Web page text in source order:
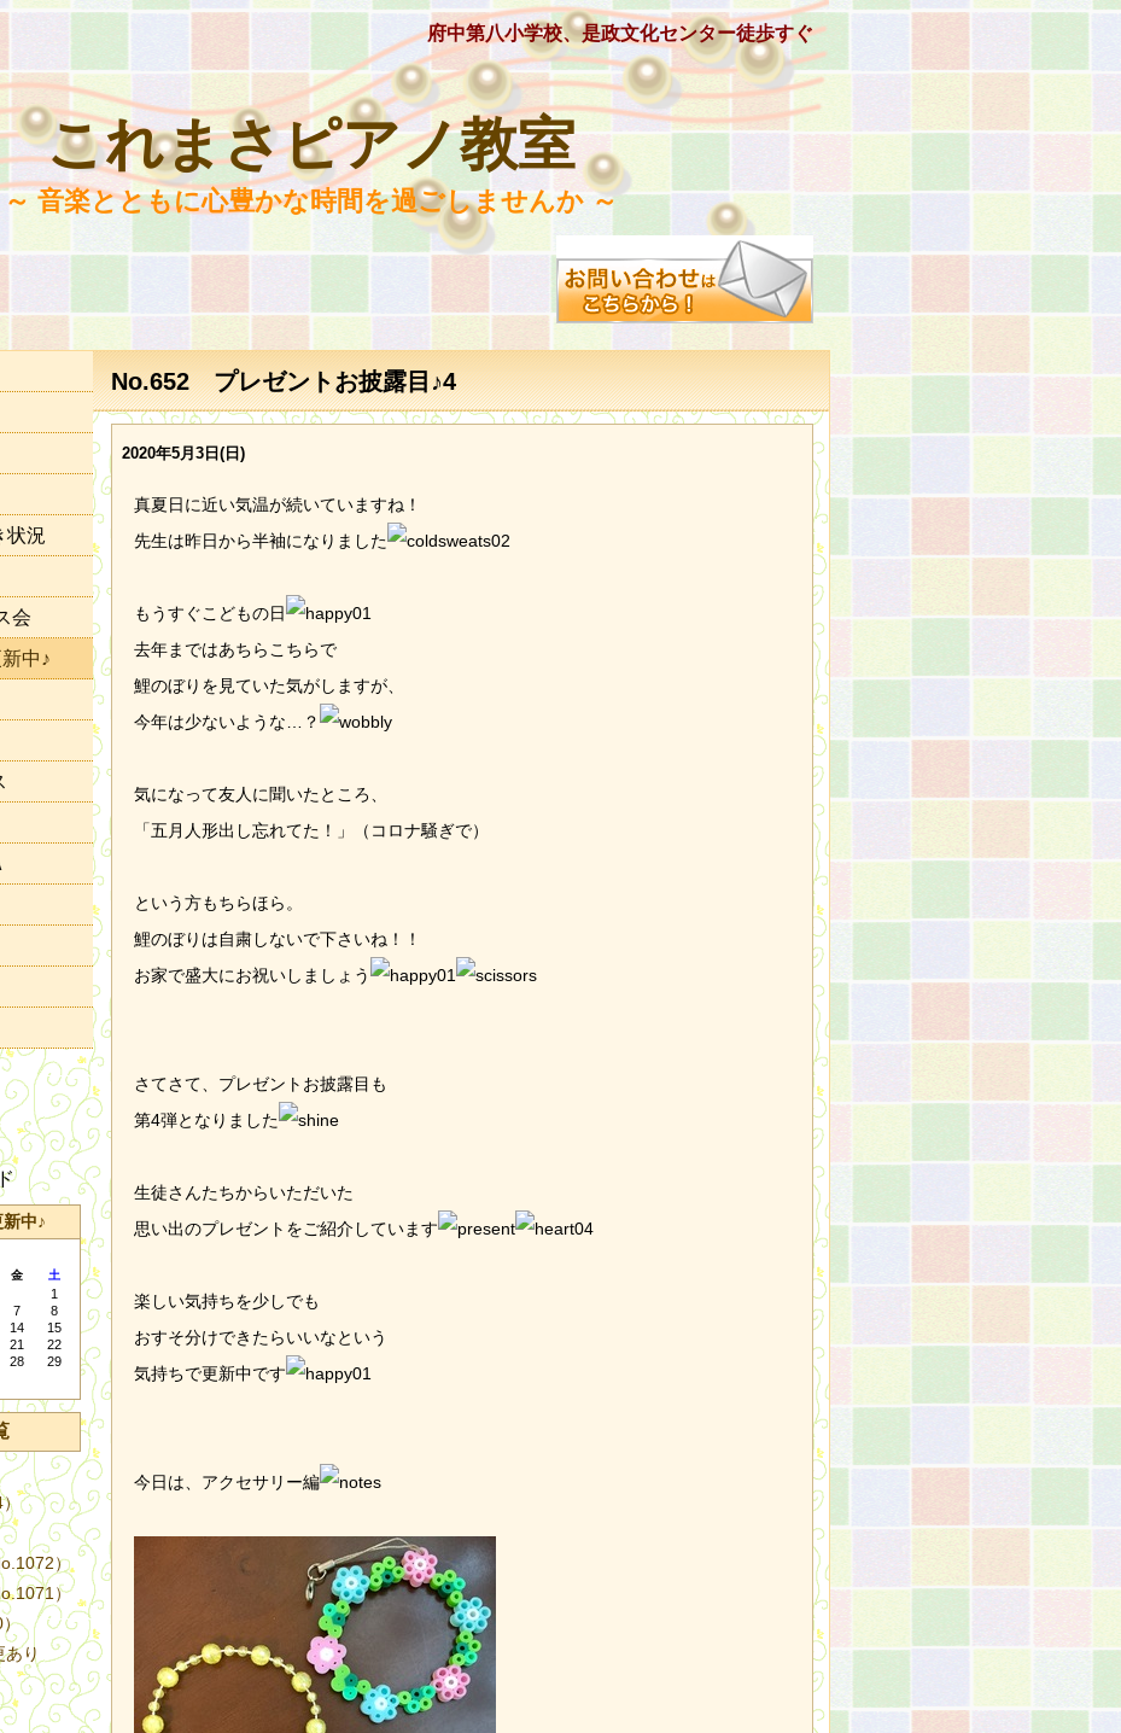
府中第八小学校、是政文化センター徒歩すぐ
これまさピアノ教室
～ 音楽とともに心豊かな時間を過ごしませんか ～
No.652 プレゼントお披露目♪4
2020年5月3日(日)
真夏日に近い気温が続いていますね！
先生は昨日から半袖になりました
もうすぐこどもの日
去年まではあちらこちらで
鯉のぼりを見ていた気がしますが、
今年は少ないような…？
気になって友人に聞いたところ、
「五月人形出し忘れてた！」（コロナ騒ぎで）
という方もちらほら。
鯉のぼりは自粛しないで下さいね！！
お家で盛大にお祝いしましょう
さてさて、プレゼントお披露目も
第4弾となりました
生徒さんたちからいただいた
思い出のプレゼントをご紹介しています
楽しい気持ちを少しでも
おすそ分けできたらいいなという
気持ちで更新中です
今日は、アクセサリー編
状況
会
中♪
中♪
金 土
1
7
8
14
15
21
22
28
29
）
）
）
り